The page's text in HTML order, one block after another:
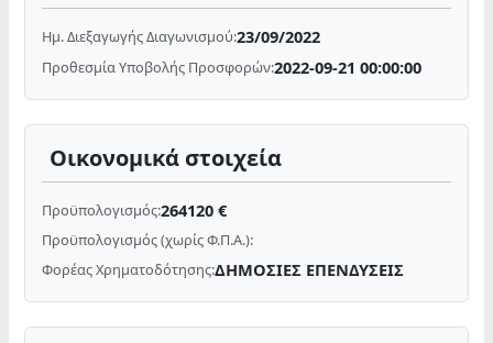
Ημ. Διεξαγωγής Διαγωνισμού:23/09/2022
Προθεσμία Υποβολής Προσφορών:2022-09-21 00:00:00
Οικονομικά στοιχεία
Προϋπολογισμός:264120 €
Προϋπολογισμός (χωρίς Φ.Π.Α.):
Φορέας Χρηματοδότησης:ΔΗΜΟΣΙΕΣ ΕΠΕΝΔΥΣΕΙΣ